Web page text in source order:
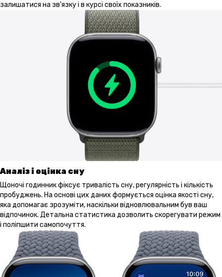
залишатися на зв'язку і в курсі своїх показників.
Аналіз і оцінка сну
Щоночі годинник фіксує тривалість сну, регулярність і кількість
пробуджень. На основі цих даних формується оцінка якості сну,
яка допомагає зрозуміти, наскільки відновлювальним був ваш
відпочинок. Детальна статистика дозволить скорегувати режим
і поліпшити самопочуття.